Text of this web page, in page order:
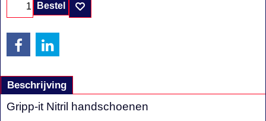
Bestel
Beschrijving
Gripp-it Nitril handschoenen